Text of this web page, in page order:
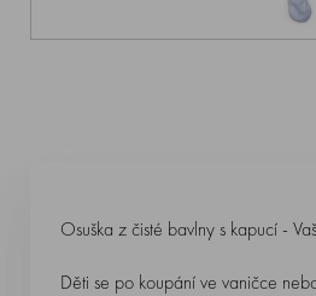
Osuška z čisté bavlny s kapucí -
Děti se po koupání ve vaničce